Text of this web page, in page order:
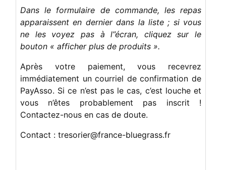
Dans le formulaire de commande, les repas
apparaissent en dernier dans la liste ; si vous
ne les voyez pas à l’’écran, cliquez sur le
bouton « afficher plus de produits ».
Après votre paiement, vous recevrez
immédiatement un courriel de confirmation de
PayAsso. Si ce n’est pas le cas, c’est louche et
vous n’êtes probablement pas inscrit !
Contactez-nous en cas de doute.
Contact : tresorier@france-bluegrass.fr